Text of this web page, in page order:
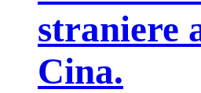
straniere
Cina.